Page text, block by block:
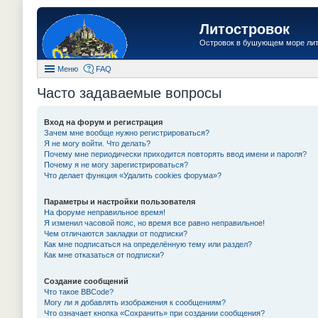
Литостровок
Островок в бушующем море
Меню FAQ
Часто задаваемые вопросы
Вход на форум и регистрация
Зачем мне вообще нужно регистрироваться?
Я не могу войти. Что делать?
Почему мне периодически приходится повторять ввод имени и пароля?
Почему я не могу зарегистрироваться?
Что делает функция «Удалить cookies форума»?
Параметры и настройки пользователя
На форуме неправильное время!
Я изменил часовой пояс, но время все равно неправильное!
Чем отличаются закладки от подписки?
Как мне подписаться на определённую тему или раздел?
Как мне отказаться от подписки?
Создание сообщений
Что такое BBCode?
Могу ли я добавлять изображения к сообщениям?
Что означает кнопка «Сохранить» при создании сообщения?